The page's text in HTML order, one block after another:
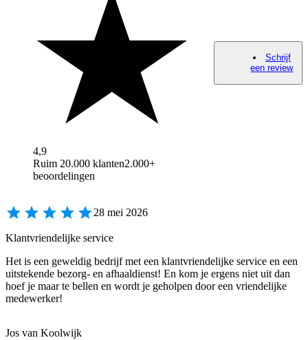
4,9
Ruim 20.000 klanten2.000+
beoordelingen
Schrijf
een review
28 mei 2026
Klantvriendelijke service
Het is een geweldig bedrijf met een klantvriendelijke service en een
uitstekende bezorg- en afhaaldienst! En kom je ergens niet uit dan
hoef je maar te bellen en wordt je geholpen door een vriendelijke
medewerker!
Jos van Koolwijk